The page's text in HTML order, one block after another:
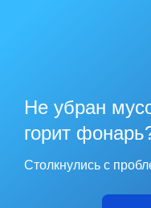
Не убран
горит
Столкнулись с